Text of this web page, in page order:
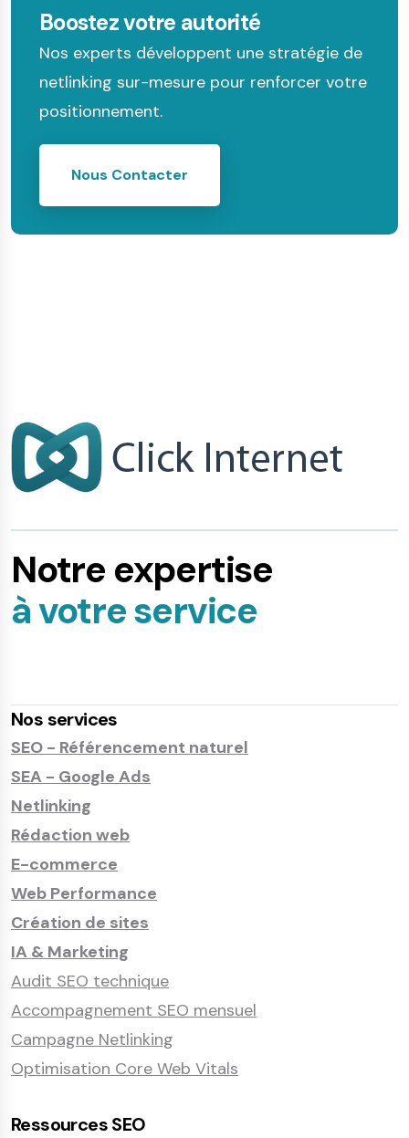
Boostez votre autorité
Nos experts développent une stratégie de
netlinking sur-mesure pour renforcer votre
positionnement.
Nous Contacter
Notre expertise
à votre service
Nos services
SEO - Référencement naturel
SEA - Google Ads
Netlinking
Rédaction web
E-commerce
Web Performance
Création de sites
IA & Marketing
Audit SEO technique
Accompagnement SEO mensuel
Campagne Netlinking
Optimisation Core Web Vitals
Ressources SEO